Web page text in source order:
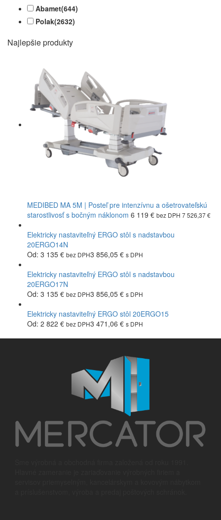
Abamet(644)
Polak(2632)
Najlepšie produkty
MEDIBED MA 5M | Posteľ pre intenzívnu a ošetrovateľskú
starostlivosť s bočným náklonom 6 119 € bez DPH 7 526,37€
Elektricky nastaviteľný ERGO stôl s nadstavbou
20ERGO14N
Od: 3 135 € bez DPH3 856,05 € s DPH
Elektricky nastaviteľný ERGO stôl s nadstavbou
20ERGO17N
Od: 3 135 € bez DPH3 856,05 € s DPH
Elektricky nastaviteľný ERGO stôl 20ERGO15
Od: 2 822 € bez DPH3 471,06 € s DPH